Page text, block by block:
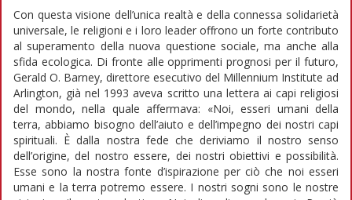
Con questa visione dell’unica realtà e della connessa solidarietà
universale, le religioni e i loro leader offrono un forte contributo
al superamento della nuova questione sociale, ma anche alla
sfida ecologica. Di fronte alle opprimenti prognosi per il futuro,
Gerald O. Barney, direttore esecutivo del Millennium Institute ad
Arlington, già nel 1993 aveva scritto una lettera ai capi religiosi
del mondo, nella quale affermava: «Noi, esseri umani della
terra, abbiamo bisogno dell’aiuto e dell’impegno dei nostri capi
spirituali. È dalla nostra fede che deriviamo il nostro senso
dell’origine, del nostro essere, dei nostri obiettivi e possibilità.
Esse sono la nostra fonte d’ispirazione per ciò che noi esseri
umani e la terra potremo essere. I nostri sogni sono le nostre